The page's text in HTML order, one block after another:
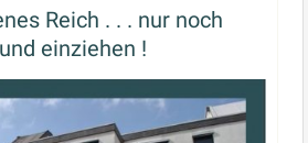
Reich . . . nur noch
einziehen !